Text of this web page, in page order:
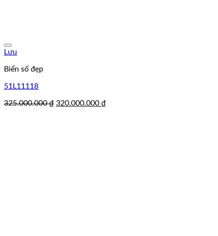
Lưu
Biển số đẹp
51L11118
325.000.000₫ Giá
320.000.000 ₫